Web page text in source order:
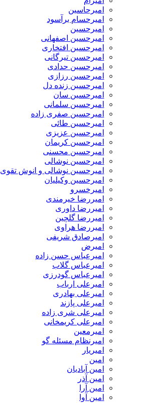
امیرحاسین
امیرحسام برآسود
امیرحسین
امیرحسین اصفهانی
امیرحسین افتخاری
امیرحسین تیرگانی
امیرحسین حدادی
امیرحسین رزازی
امیرحسین زنده دل
امیرحسین سان
امیرحسین سلمانی
امیرحسین صفری زاده
امیرحسین طائی
امیرحسین عزیزی
امیرحسین کریمان
امیرحسین محسنی
امیرحسین نوشالی
امیرحسین نوشالی و انوش تقوی
امیرحسین وکیلیان
امیرخسرو
امیررضا خیرمندی
امیررضا داوری
امیررضا گلچین
امیررضا هراوی
امیرصادق شریفی
امیرض
امیرعباس حسن زاده
امیرعباس گلاب
امیرعباس گودرزی
امیرعلی ارباب
امیرعلی بهادری
امیرعلی پازند
امیرعلی شری زاده
امیرعلی کریمخانی
امیرمعین
امیرنظام مسئله گو
امیریار
امین
امین آبادیان
امین آذر
امین آرا
امین آوا